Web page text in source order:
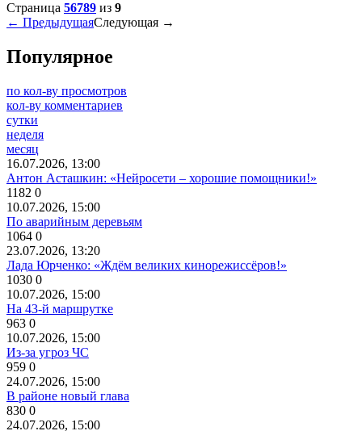
Страница 56789 из 9
← ПредыдущаяСледующая →
Популярное
по кол-ву просмотров
кол-ву комментариев
сутки
неделя
месяц
16.07.2026, 13:00
Антон Асташкин: «Нейросети – хорошие помощники!»
1182 0
10.07.2026, 15:00
По аварийным деревьям
1064 0
23.07.2026, 13:20
Лада Юрченко: «Ждём великих кинорежиссёров!»
1030 0
10.07.2026, 15:00
На 43-й маршрутке
963 0
10.07.2026, 15:00
Из-за угроз ЧС
959 0
24.07.2026, 15:00
В районе новый глава
830 0
24.07.2026, 15:00